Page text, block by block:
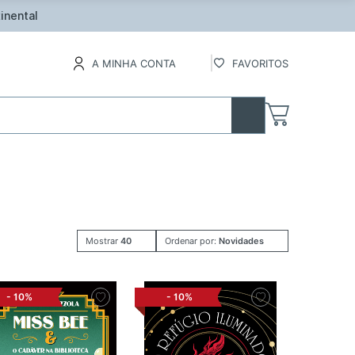
A MINHA CONTA FAVORITOS
Mostrar 40 Ordenar por: Novidades
- 10% - 10%